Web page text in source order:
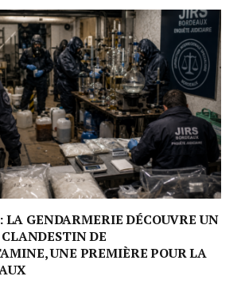
LA GENDARMERIE DÉCOUVRE UN
DE
UNE PREMIÈRE POUR LA